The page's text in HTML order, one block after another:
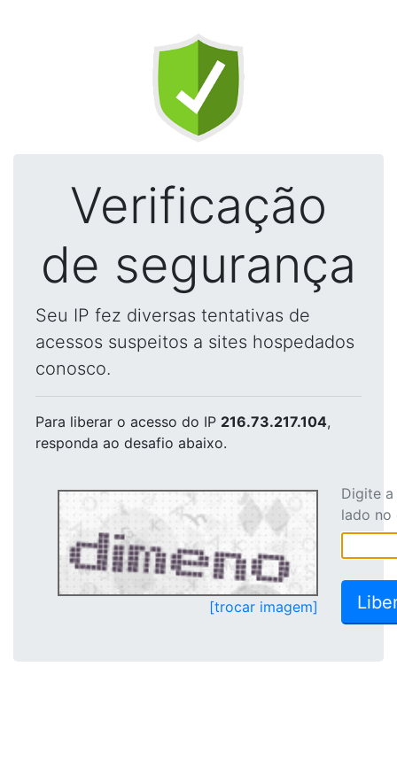
Verificação
de segurança
Seu IP fez diversas tentativas de
acessos suspeitos a sites hospedados
conosco.
Para liberar o acesso do IP 216.73.217.104,
responda ao desafio abaixo.
[trocar imagem]
Digite
lado no